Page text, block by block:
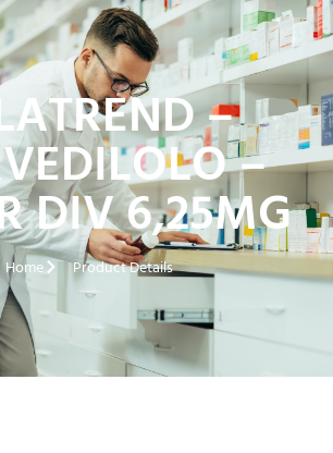
–
–
DIV 6,25MG
Home Product Details